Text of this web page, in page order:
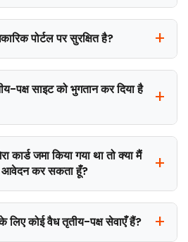
पोर्टल पर सुरक्षित है?
पक्ष साइट को भुगतान कर दिया है
कार्ड जमा किया गया था तो क्या मैं
आवेदन कर सकता हूँ?
लिए कोई वैध तृतीय-पक्ष सेवाएँ हैं?